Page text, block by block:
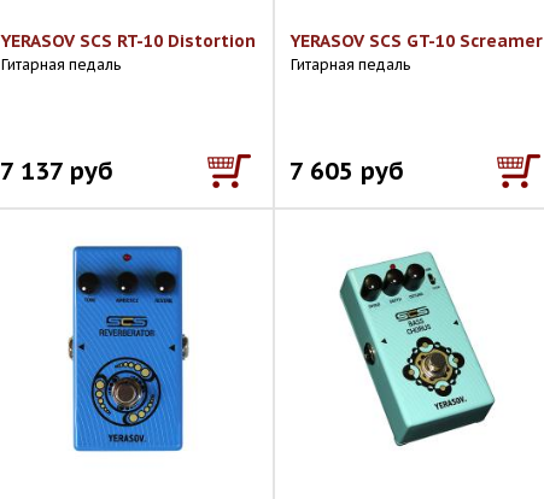
YERASOV SCS RT-10 Distortion
Гитарная педаль
7 137 руб
YERASOV SCS GT-10 Sсreamer
Гитарная педаль
7 605 руб